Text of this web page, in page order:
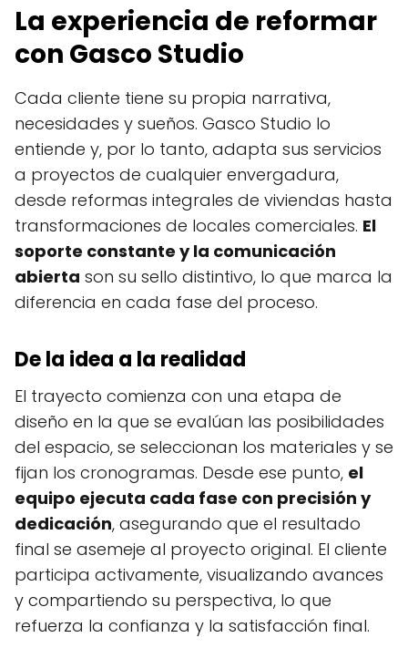
La experiencia de reformar
con Gasco Studio
Cada cliente tiene su propia narrativa,
necesidades y sueños. Gasco Studio lo
entiende y, por lo tanto, adapta sus servicios
a proyectos de cualquier envergadura,
desde reformas integrales de viviendas hasta
transformaciones de locales comerciales. El
soporte constante y la comunicación
abierta son su sello distintivo, lo que marca la
diferencia en cada fase del proceso.
De la idea a la realidad
El trayecto comienza con una etapa de
diseño en la que se evalúan las posibilidades
del espacio, se seleccionan los materiales y se
fijan los cronogramas. Desde ese punto, el
equipo ejecuta cada fase con precisión y
dedicación, asegurando que el resultado
final se asemeje al proyecto original. El cliente
participa activamente, visualizando avances
y compartiendo su perspectiva, lo que
refuerza la confianza y la satisfacción final.